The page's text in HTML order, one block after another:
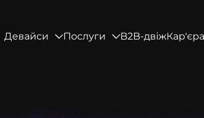
Девайси Послуги B2B-двіж